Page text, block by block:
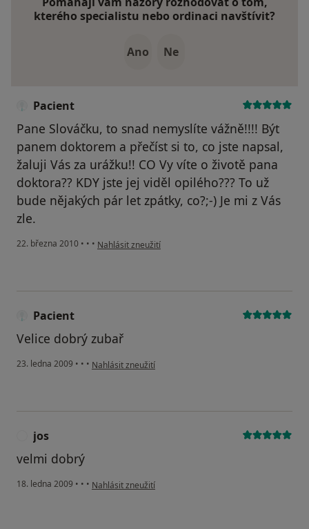
kterého specialistu nebo ordinaci navštívit?
Ano Ne
Pacient
Pane Slováčku, to snad nemyslíte vážně!!!! Být
panem doktorem a přečíst si to, co jste napsal,
žaluji Vás za urážku!! CO Vy víte o životě pana
doktora?? KDY jste jej viděl opilého??? To už
bude nějakých pár let zpátky, co?;-) Je mi z Vás
zle.
22. března 2010 • • • podle názoru uživatele Pacient
Nahlásit zneužití
Pacient
Velice dobrý zubař
23. ledna 2009 • • • podle názoru uživatele Pacient
Nahlásit zneužití
jos
velmi dobrý
18. ledna 2009 • • • podle názoru uživatele jos
Nahlásit zneužití